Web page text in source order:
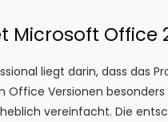
Office
liegt darin, dass das
Versionen
vereinfacht. Die